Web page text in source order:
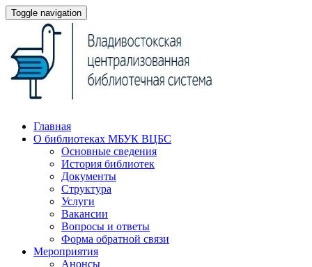
Toggle navigation
Главная
О библиотеках МБУК ВЦБС
Основные сведения
История библиотек
Документы
Структура
Услуги
Вакансии
Вопросы и ответы
Форма обратной связи
Мероприятия
Анонсы